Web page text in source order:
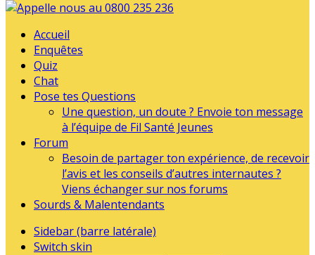
Accueil
Enquêtes
Quiz
Chat
Pose tes Questions
Une question, un doute ? Envoie ton message
à l’équipe de Fil Santé Jeunes
Forum
Besoin de partager ton expérience, de recevoir
l’avis et les conseils d’autres internautes ?
Viens échanger sur nos forums
Sourds & Malentendants
Sidebar (barre latérale)
Switch skin